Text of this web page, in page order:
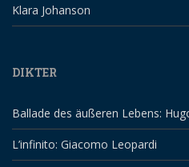
Klara Johanson
DIKTER
Ballade des äußeren Lebens:
L’infinito: Giacomo Leopardi